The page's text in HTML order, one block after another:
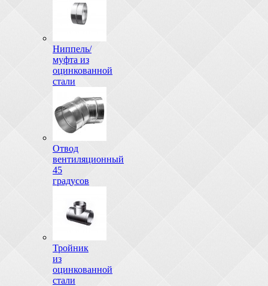
Ниппель/
муфта из
оцинкованной
стали
Отвод
вентиляционный
45
градусов
Тройник
из
оцинкованной
стали